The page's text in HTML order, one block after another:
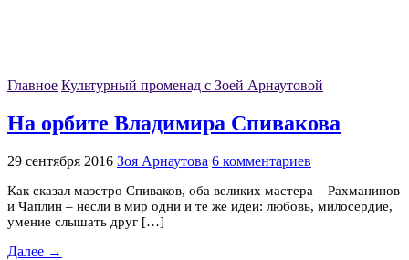
Главное Культурный променад с Зоей Арнаутовой
На орбите Владимира Спивакова
29 сентября 2016 Зоя Арнаутова 6 комментариев
Как сказал маэстро Спиваков, оба великих мастера – Рахманинов
и Чаплин – несли в мир одни и те же идеи: любовь, милосердие,
умение слышать друг […]
Далее →